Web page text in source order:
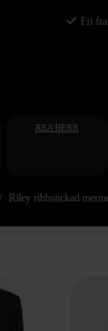
Fri
REA HERR
Riley ribbstickad